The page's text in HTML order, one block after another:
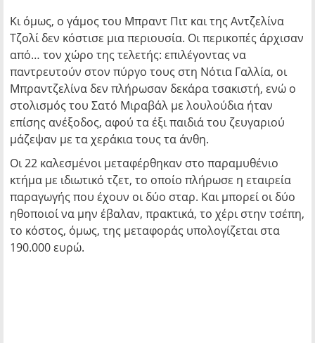
Κι όμως, ο γάμος του Μπραντ Πιτ και της Αντζελίνα
Τζολί δεν κόστισε μια περιουσία. Οι περικοπές άρχισαν
από… τον χώρο της τελετής: επιλέγοντας να
παντρευτούν στον πύργο τους στη Νότια Γαλλία, οι
Μπραντζελίνα δεν πλήρωσαν δεκάρα τσακιστή, ενώ ο
στολισμός του Σατό Μιραβάλ με λουλούδια ήταν
επίσης ανέξοδος, αφού τα έξι παιδιά του ζευγαριού
μάζεψαν με τα χεράκια τους τα άνθη.
Οι 22 καλεσμένοι μεταφέρθηκαν στο παραμυθένιο
κτήμα με ιδιωτικό τζετ, το οποίο πλήρωσε η εταιρεία
παραγωγής που έχουν οι δύο σταρ. Και μπορεί οι δύο
ηθοποιοί να μην έβαλαν, πρακτικά, το χέρι στην τσέπη,
το κόστος, όμως, της μεταφοράς υπολογίζεται στα
190.000 ευρώ.